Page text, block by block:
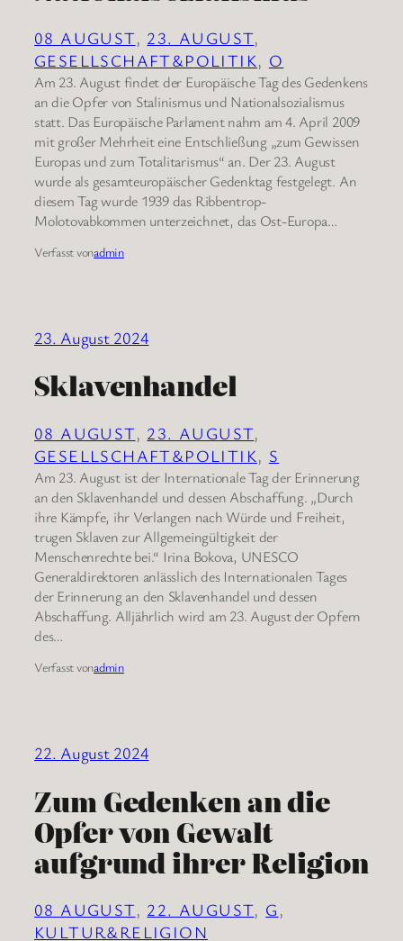
08 AUGUST, 23. AUGUST
GESELLSCHAFT&POLITIK, O
Am 23. August findet der Europäische Tag des Gedenkens
an die Opfer von Stalinismus und Nationalsozialismus
statt. Das Europäische Parlament nahm am 4. April 2009
mit großer Mehrheit eine Entschließung „zum Gewissen
Europas und zum Totalitarismus“ an. Der 23. August
wurde als gesamteuropäischer Gedenktag festgelegt. An
diesem Tag wurde 1939 das Ribbentrop-
Molotovabkommen unterzeichnet, das Ost-Europa…
Verfasst vonadmin
23. August 2024
Sklavenhandel
08 AUGUST, 23. AUGUST
GESELLSCHAFT&POLITIK, S
Am 23. August ist der Internationale Tag der Erinnerung
an den Sklavenhandel und dessen Abschaffung. „Durch
ihre Kämpfe, ihr Verlangen nach Würde und Freiheit,
trugen Sklaven zur Allgemeingültigkeit der
Menschenrechte bei.“ Irina Bokova, UNESCO
Generaldirektoren anlässlich des Internationalen Tages
der Erinnerung an den Sklavenhandel und dessen
Abschaffung. Alljährlich wird am 23. August der Opfern
des…
Verfasst vonadmin
22. August 2024
Zum Gedenken an die
Opfer von Gewalt
aufgrund ihrer Religion
08 AUGUST, 22. AUGUST, G
KULTUR&RELIGION